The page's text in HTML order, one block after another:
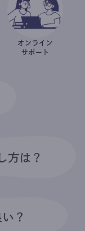
オンライン
サポート